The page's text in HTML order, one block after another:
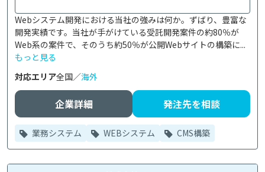
Webシステム開発における当社の強みは何か。ずばり、豊富な
開発実績です。当社が手がけている受託開発案件の約80％が
Web系の案件で、そのうち約50％が公開Webサイトの構築に...
もっと見る
対応エリア全国／海外
企業詳細 発注先を相談
業務システム WEBシステム CMS構築